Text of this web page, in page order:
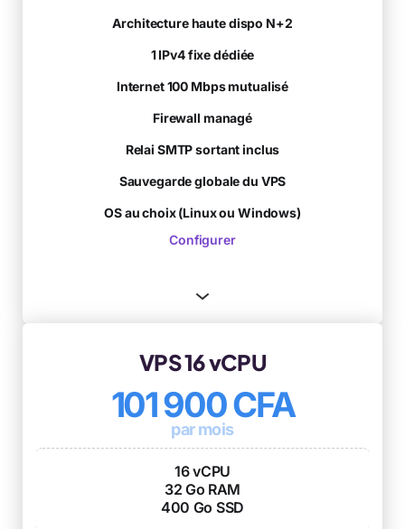
Architecture haute dispo N+2
1 IPv4 fixe dédiée
Internet 100 Mbps mutualisé
Firewall managé
Relai SMTP sortant inclus
Sauvegarde globale du VPS
OS au choix (Linux ou Windows)
Configurer
VPS 16 vCPU
101 900 CFA
par mois
16 vCPU
32 Go RAM
400 Go SSD